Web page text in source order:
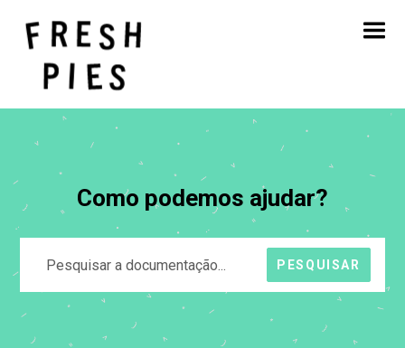
Início
Sobre
O nosso trabalho
Como podemos ajudar?
PESQUISAR